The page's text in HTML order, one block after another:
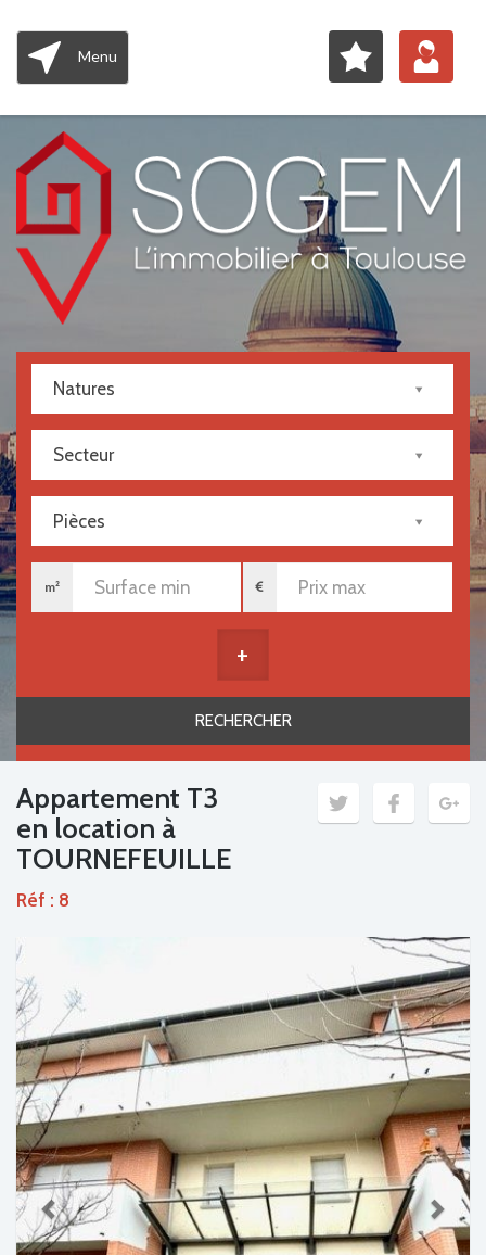
Menu
Natures
Secteur
Pièces
m²
+
Appartement T3
en location à
TOURNEFEUILLE
Réf : 8
Next